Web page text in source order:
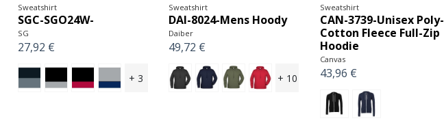
Sweatshirt
SGC-SGO24W-
SG
27,92 €
+ 3
Sweatshirt
DAI-8024-Mens Hoody
Daiber
49,72 €
+ 10
Sweatshirt
CAN-3739-Unisex Poly-
Cotton Fleece Full-Zip
Hoodie
Canvas
43,96 €